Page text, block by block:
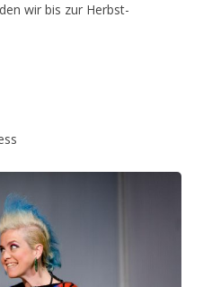
wir bis zur Herbst-